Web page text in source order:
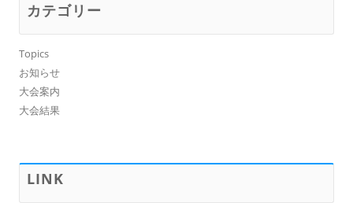
カテゴリー
Topics
お知らせ
大会案内
大会結果
LINK